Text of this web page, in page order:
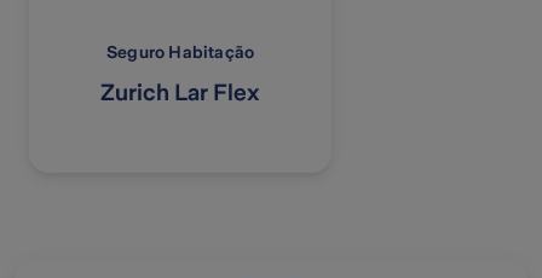
Seguro Habitação
Zurich Lar Flex